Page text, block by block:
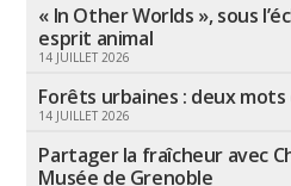
« In Other Worlds », sous
esprit animal
14 JUILLET 2026
Forêts urbaines : deux
14 JUILLET 2026
Partager la fraîcheur avec
Musée de Grenoble